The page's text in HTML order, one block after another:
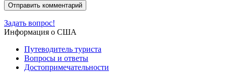
Задать вопрос!
Информация о США
Путеводитель туриста
Вопросы и ответы
Достопримечательности